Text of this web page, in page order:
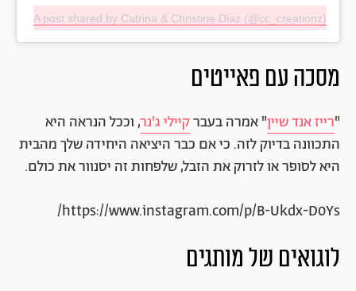
A post shared by Catrina & Christine Diaz (@cc_creationz)
מסכה עם פאייטים
"רייז אנד שיין" אמרה בעברקיילי ג'נר, וככל הנראה היא
התכוונה בדיוק לזה. כי אם כבר היציאה היחידה שלך מהבית
היא לסופר או לזרוק את הזבל, שלפחות זה יסנוור את כולם.
https://www.instagram.com/p/B-Ukdx-D0Ys/
לוגואים של מותגים